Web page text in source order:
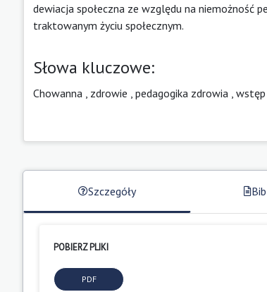
dewiacja społeczna ze względu na niemożność
traktowanym życiu społecznym.
Słowa kluczowe:
Chowanna zdrowie pedagogika zdrowia wstęp
Szczegóły
POBIERZ PLIKI
PDF